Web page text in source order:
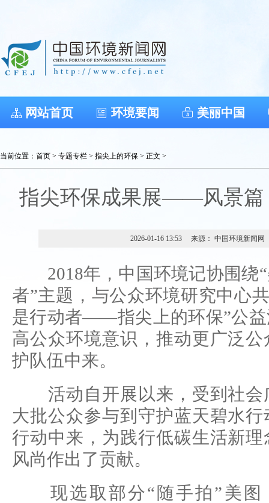
网站首页 环境要闻 美丽中国
当前位置： 首页 > 专题专栏 > 指尖上的环保 > 正文 >
指尖环保成果展——风景篇
2026-01-16 13:53 来源： 中国环境新闻网
2018年，中国环境记协围绕“
者”主题，与公众环境研究中心
是行动者——指尖上的环保”公益
高公众环境意识，推动更广泛
护队伍中来。
活动自开展以来，受到社会
大批公众参与到守护蓝天碧水
行动中来，为践行低碳生活新
风尚作出了贡献。
现选取部分“随手拍”美图